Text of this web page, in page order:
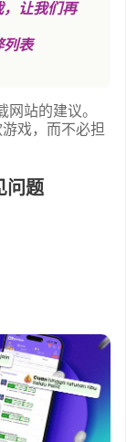
，让我们再
列表
站的建议。
戏，而不必担
问题